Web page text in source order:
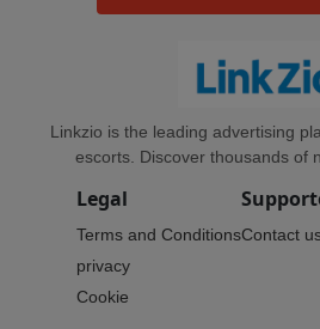
Linkzio is the leading advertising
escorts. Discover thousands of
Legal
Terms and Conditions
privacy
Cookie
Contact